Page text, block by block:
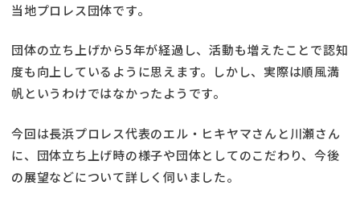
当地プロレス団体です。
団体の立ち上げから5年が経過し、活動も増えたことで認知
度も向上しているように思えます。しかし、実際は順風満
帆というわけではなかったようです。
今回は長浜プロレス代表のエル・ヒキヤマさんと川瀬さん
に、団体立ち上げ時の様子や団体としてのこだわり、今後
の展望などについて詳しく伺いました。